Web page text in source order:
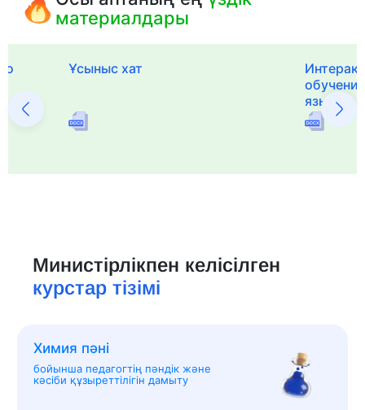
материалдары
Ұсыныс хат
языка и
Министірлікпен келісілген
курстар тізімі
Химия пәні
бойынша педагогтің пәндік және
кәсіби құзыреттілігін дамыту